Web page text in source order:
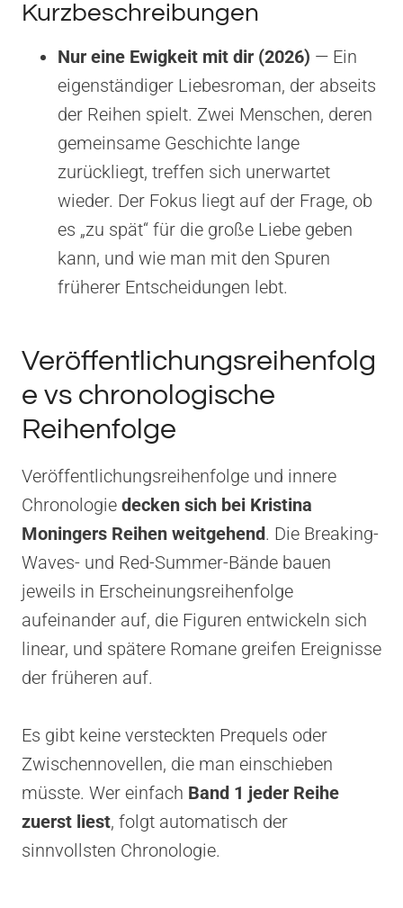
Kurzbeschreibungen
Nur eine Ewigkeit mit dir (2026) — Ein
eigenständiger Liebesroman, der abseits
der Reihen spielt. Zwei Menschen, deren
gemeinsame Geschichte lange
zurückliegt, treffen sich unerwartet
wieder. Der Fokus liegt auf der Frage, ob
es „zu spät“ für die große Liebe geben
kann, und wie man mit den Spuren
früherer Entscheidungen lebt.
Veröffentlichungsreihenfolg
e vs chronologische
Reihenfolge
Veröffentlichungsreihenfolge und innere
Chronologie decken sich bei Kristina
Moningers Reihen weitgehend. Die Breaking-
Waves- und Red-Summer-Bände bauen
jeweils in Erscheinungsreihenfolge
aufeinander auf, die Figuren entwickeln sich
linear, und spätere Romane greifen Ereignisse
der früheren auf.
Es gibt keine versteckten Prequels oder
Zwischennovellen, die man einschieben
müsste. Wer einfach Band 1 jeder Reihe
zuerst liest, folgt automatisch der
sinnvollsten Chronologie.